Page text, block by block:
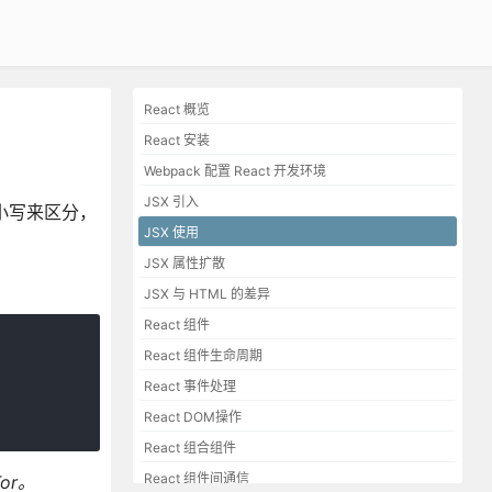
React 概览
React 安装
Webpack 配置 React 开发环境
JSX 引入
JSX 使用
JSX 属性扩散
JSX 与 HTML 的差异
React 组件
React 组件生命周期
React 事件处理
React DOM操作
React 组合组件
React 组件间通信
来区分，
。